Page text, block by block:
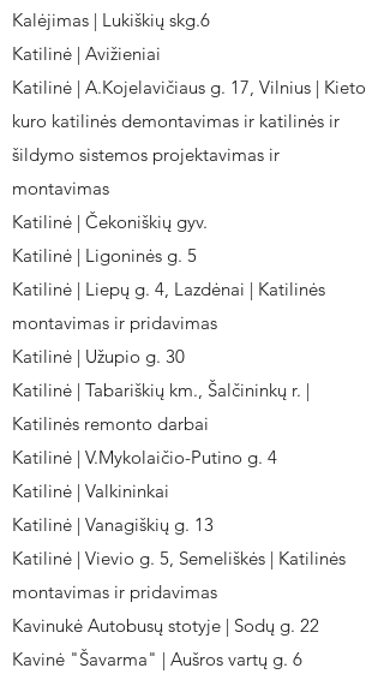
Kalėjimas | Lukiškių skg.6
Katilinė | Avižieniai
Katilinė | A.Kojelavičiaus g. 17, Vilnius | Kieto
kuro katilinės demontavimas ir katilinės ir
šildymo sistemos projektavimas ir
montavimas
Katilinė | Čekoniškių gyv.
Katilinė | Ligoninės g. 5
Katilinė | Liepų g. 4, Lazdėnai | Katilinės
montavimas ir pridavimas
Katilinė | Užupio g. 30
Katilinė | Tabariškių km., Šalčininkų r. |
Katilinės remonto darbai
Katilinė | V.Mykolaičio-Putino g. 4
Katilinė | Valkininkai
Katilinė | Vanagiškių g. 13
Katilinė | Vievio g. 5, Semeliškės | Katilinės
montavimas ir pridavimas
Kavinukė Autobusų stotyje | Sodų g. 22
Kavinė "Šavarma" | Aušros vartų g. 6